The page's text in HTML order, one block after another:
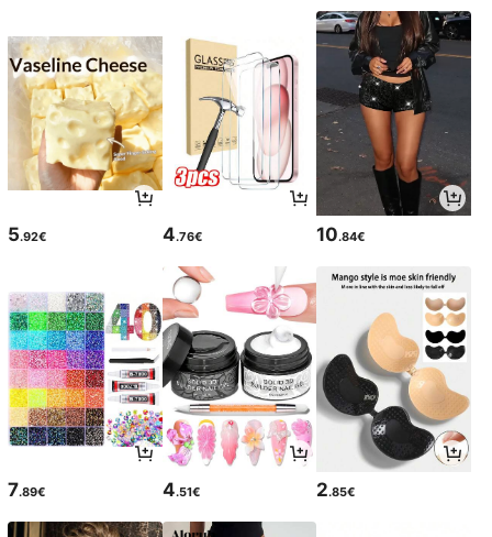
5.92€ 4.76€ 10.84€
7.89€ 4.51€ 2.85€